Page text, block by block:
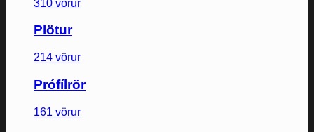
310 vörur
Plötur
214 vörur
Prófílrör
161 vörur